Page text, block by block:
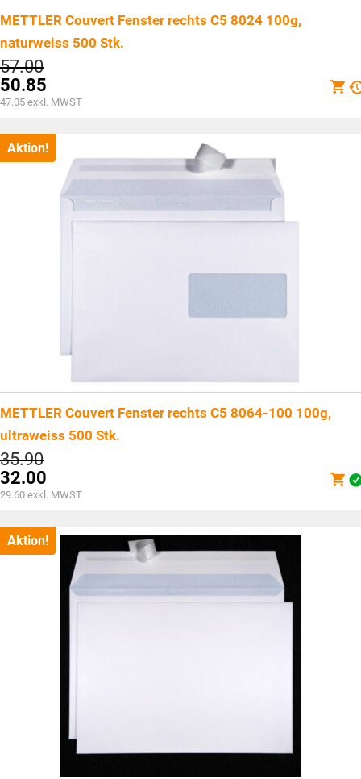
METTLER Couvert Fenster rechts C5 8024 100g,
naturweiss 500 Stk.
57.00Ursprünglicher
Preis
war:
CHF57.00
50.85
Aktueller
ist:
CHF50.85.
47.05 exkl. MWST
Aktion!
METTLER Couvert Fenster rechts C5 8064-100 100g,
ultraweiss 500 Stk.
35.90Ursprünglicher
Preis
war:
CHF35.90
32.00
Aktueller
ist:
CHF32.00.
29.60 exkl. MWST
Aktion!